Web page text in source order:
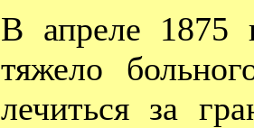
В апреле 1875
тяжело
лечиться за